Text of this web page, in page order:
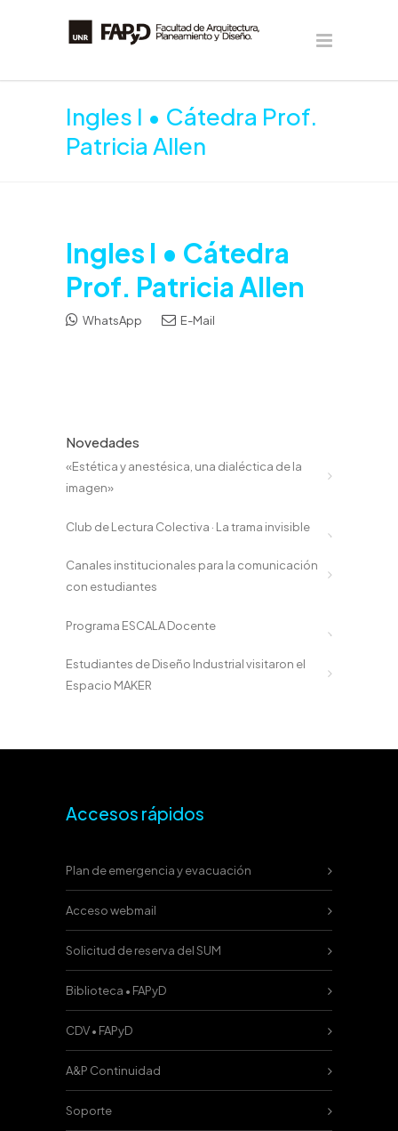
Ingles I • Cátedra Prof.
Patricia Allen
Ingles I • Cátedra
Prof. Patricia Allen
WhatsApp E-Mail
Novedades
«Estética y anestésica, una dialéctica de la
imagen»
Club de Lectura Colectiva · La trama invisible
Canales institucionales para la comunicación
con estudiantes
Programa ESCALA Docente
Estudiantes de Diseño Industrial visitaron el
Espacio MAKER
Accesos rápidos
Plan de emergencia y evacuación
Acceso webmail
Solicitud de reserva del SUM
Biblioteca • FAPyD
CDV • FAPyD
A&P Continuidad
Soporte